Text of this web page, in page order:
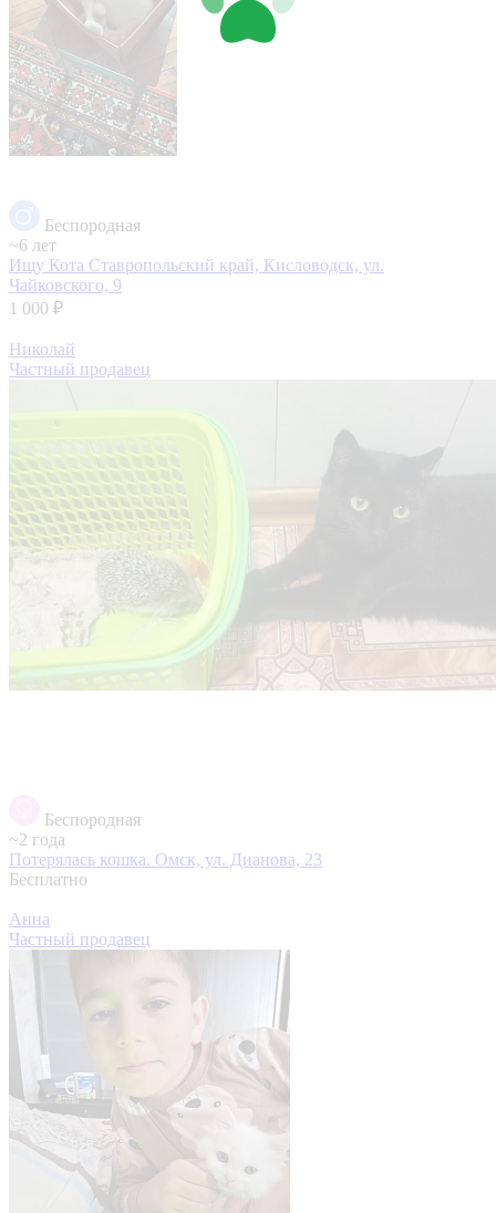
Беспородная
~6 лет
Ищу Кота Ставропольский край, Кисловодск, ул.
Чайковского, 9
1 000 ₽
Николай
Частный продавец
Беспородная
~2 года
Потерялась кошка. Омск, ул. Дианова, 23
Бесплатно
Анна
Частный продавец